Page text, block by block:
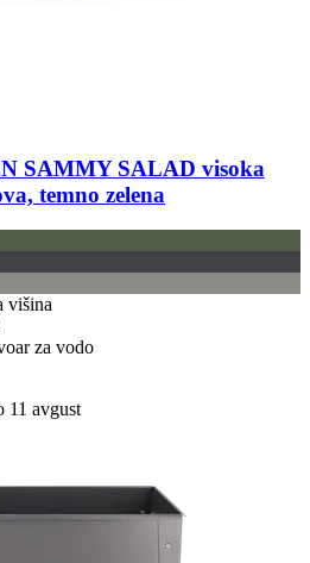
SAMMY SALAD visoka
temno zelena
višina
za vodo
11 avgust